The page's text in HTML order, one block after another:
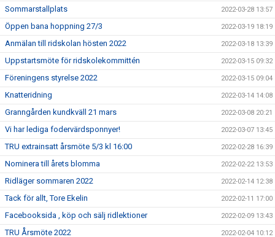
Sommarstallplats 2022-03-28 13:57
Öppen bana hoppning 27/3 2022-03-19 18:19
Anmälan till ridskolan hösten 2022 2022-03-18 13:39
Uppstartsmöte för ridskolekommittén 2022-03-15 09:32
Föreningens styrelse 2022 2022-03-15 09:04
Knatteridning 2022-03-14 14:08
Granngården kundkväll 21 mars 2022-03-08 20:21
Vi har lediga fodervärdsponnyer! 2022-03-07 13:45
TRU extrainsatt årsmöte 5/3 kl 16:00 2022-02-28 16:39
Nominera till årets blomma 2022-02-22 13:53
Ridläger sommaren 2022 2022-02-14 12:38
Tack för allt, Tore Ekelin 2022-02-11 17:00
Facebooksida , köp och sälj ridlektioner 2022-02-09 13:43
TRU Årsmöte 2022 2022-02-04 10:12